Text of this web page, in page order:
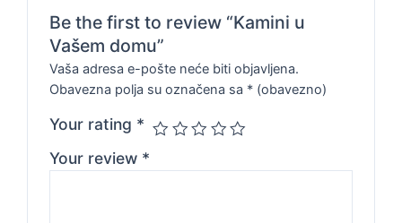
Be the first to review “Kamini u
Vašem domu”
Vaša adresa e-pošte neće biti objavljena.
Obavezna polja su označena sa * (obavezno)
Your rating *
Your review *